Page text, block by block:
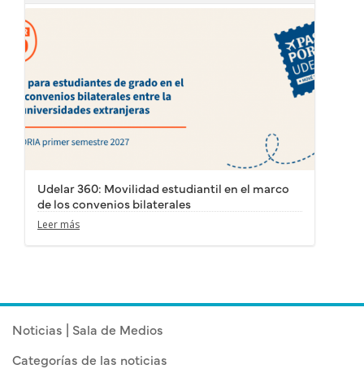
Noticias | Sala de Medios
Categorías de las noticias
Udelar 360: Movilidad estudiantil en el marco
de los convenios bilaterales
Leer más